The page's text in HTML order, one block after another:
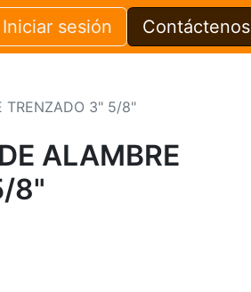
Iniciar sesión Contáctenos
TRENZADO 3" 5/8"
ALAMBRE
8"